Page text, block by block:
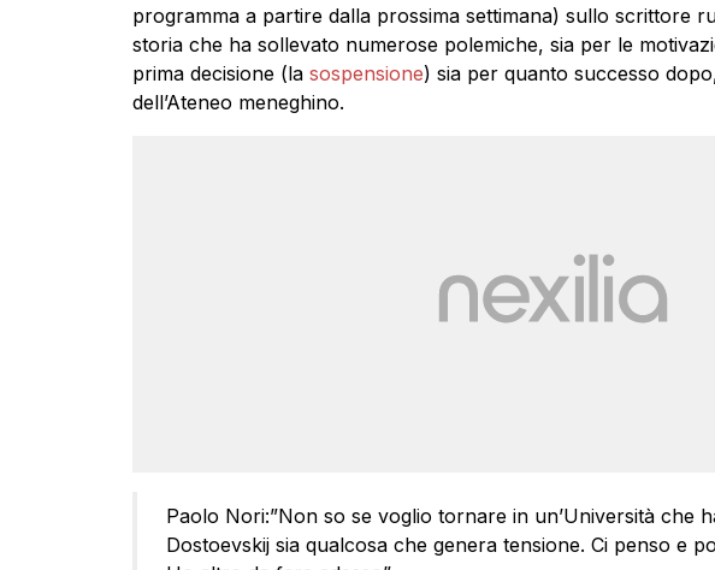
programma a partire dalla prossima settimana) sullo scrittore
storia che ha sollevato numerose polemiche, sia per le
prima decisione (la sospensione) sia per quanto successo
dell’Ateneo meneghino.
Paolo Nori:”Non so se voglio tornare in un’Università che
Dostoevskij sia qualcosa che genera tensione. Ci penso e